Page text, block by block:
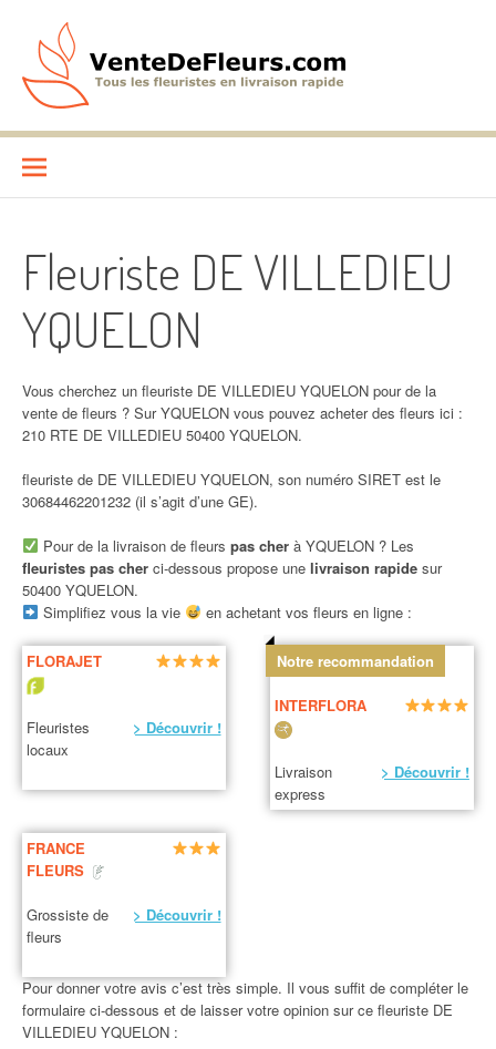
contenu
VenteDeFleurs.com
Fleuriste DE VILLEDIEU
YQUELON
Vous cherchez un fleuriste DE VILLEDIEU YQUELON pour de la
vente de fleurs ? Sur YQUELON vous pouvez acheter des fleurs ici :
210 RTE DE VILLEDIEU 50400 YQUELON.
fleuriste de DE VILLEDIEU YQUELON, son numéro SIRET est le
30684462201232 (il s’agit d’une GE).
Pour de la livraison de fleurs pas cherà YQUELON ? Les
fleuristes pas cher ci-dessous propose une livraison rapide sur
50400 YQUELON.
Simplifiez vous la vie
en achetant vos fleurs en ligne :
FLORAJET
Fleuristes
locaux
> Découvrir !
Notre recommandation
INTERFLORA
Livraison
express
> Découvrir !
FRANCE
FLEURS
Grossiste de
fleurs
> Découvrir !
Pour donner votre avis c’est très simple. Il vous suffit de compléter le
formulaire ci-dessous et de laisser votre opinion sur ce fleuriste DE
VILLEDIEU YQUELON :